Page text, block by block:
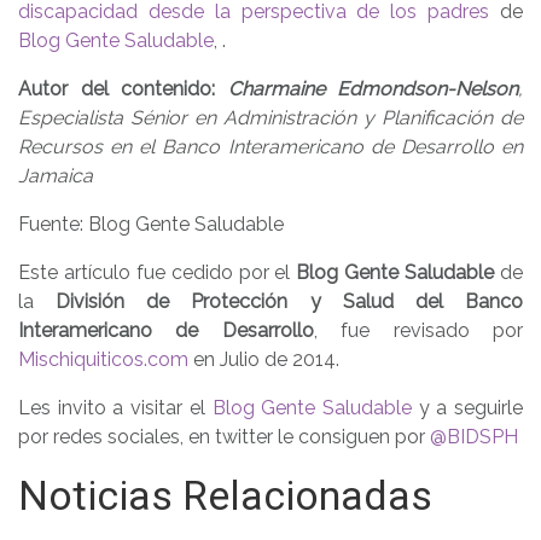
discapacidad desde la perspectiva de los padres de
Blog Gente Saludable , .
Autor del contenido: Charmaine Edmondson-Nelson,
Especialista Sénior en Administración y Planificación de
Recursos en el Banco Interamericano de Desarrollo en
Jamaica
Fuente: Blog Gente Saludable
Este artículo fue cedido por el Blog Gente Saludablede
la División de Protección y Salud del Banco
Interamericano de Desarrollo, fue revisado por
Mischiquiticos.com en Julio de 2014.
Les invito a visitar el Blog Gente Saludabley a seguirle
por redes sociales, en twitter le consiguen por @BIDSPH
Noticias Relacionadas